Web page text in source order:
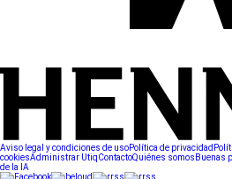
Aviso legal y condiciones de usoPolítica de privacidad
cookiesAdministrar UtiqContactoQuiénes somos Buenas
de la IA